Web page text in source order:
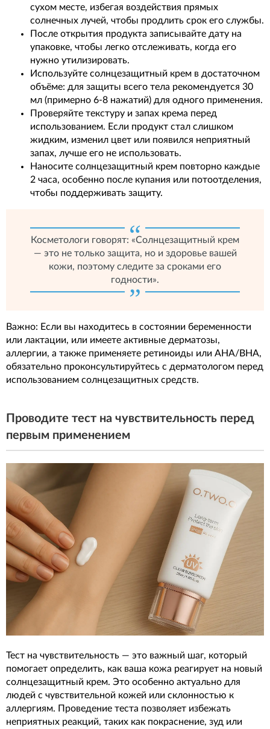
сухом месте, избегая воздействия прямых
солнечных лучей, чтобы продлить срок его службы.
После открытия продукта записывайте дату на
упаковке, чтобы легко отслеживать, когда его
нужно утилизировать.
Используйте солнцезащитный крем в достаточном
объёме: для защиты всего тела рекомендуется 30
мл (примерно 6-8 нажатий) для одного применения.
Проверяйте текстуру и запах крема перед
использованием. Если продукт стал слишком
жидким, изменил цвет или появился неприятный
запах, лучше его не использовать.
Наносите солнцезащитный крем повторно каждые
2 часа, особенно после купания или потоотделения,
чтобы поддерживать защиту.
Косметологи говорят: «Солнцезащитный крем
— это не только защита, но и здоровье вашей
кожи, поэтому следите за сроками его
годности».
Важно: Если вы находитесь в состоянии беременности
или лактации, или имеете активные дерматозы,
аллергии, а также применяете ретиноиды или AHA/BHA,
обязательно проконсультируйтесь с дерматологом перед
использованием солнцезащитных средств.
Проводите тест на чувствительность перед
первым применением
Тест на чувствительность — это важный шаг, который
помогает определить, как ваша кожа реагирует на новый
солнцезащитный крем. Это особенно актуально для
людей с чувствительной кожей или склонностью к
аллергиям. Проведение теста позволяет избежать
неприятных реакций, таких как покраснение, зуд или